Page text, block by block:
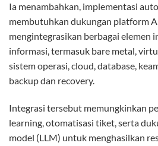
Ia menambahkan, implementasi
membutuhkan dukungan platform
mengintegrasikan berbagai
informasi, termasuk bare metal,
sistem operasi, cloud, database,
backup dan recovery.
Integrasi tersebut memungkinkan
learning, otomatisasi tiket, serta
model (LLM) untuk menghasilkan